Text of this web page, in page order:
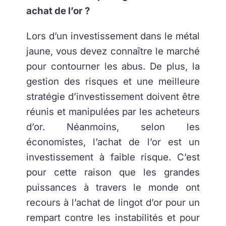
achat de l’or ?
Lors d’un investissement dans le métal
jaune, vous devez connaître le marché
pour contourner les abus. De plus, la
gestion des risques et une meilleure
stratégie d’investissement doivent être
réunis et manipulées par les acheteurs
d’or. Néanmoins, selon les
économistes, l’achat de l’or est un
investissement à faible risque. C’est
pour cette raison que les grandes
puissances à travers le monde ont
recours à l’achat de lingot d’or pour un
rempart contre les instabilités et pour